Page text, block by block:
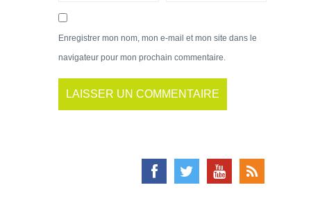
Enregistrer mon nom, mon e-mail et mon site dans le
navigateur pour mon prochain commentaire.